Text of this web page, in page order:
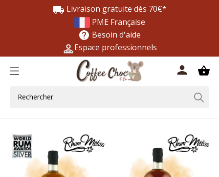
local_shipping Livraison gratuite dès 70€*
PME Française
help Besoin d'aide
Espace professionnels
shopping_basket
person